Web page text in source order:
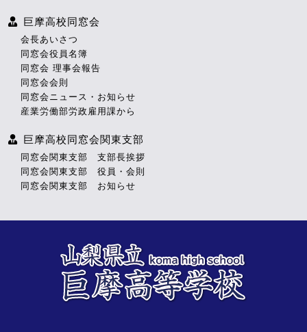
巨摩高校同窓会
会長あいさつ
同窓会役員名簿
同窓会 理事会報告
同窓会会則
同窓会ニュース・お知らせ
産業労働部労政雇用課から
巨摩高校同窓会関東支部
同窓会関東支部 支部長挨拶
同窓会関東支部 役員・会則
同窓会関東支部 お知らせ